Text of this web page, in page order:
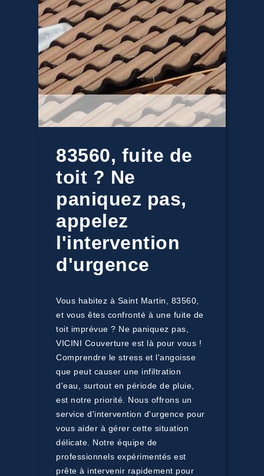
83560, fuite de
toit ? Ne
paniquez pas,
appelez
l'intervention
d'urgence
Vous habitez à Saint Martin, 83560,
et vous êtes confronté à une fuite de
toit imprévue ? Ne paniquez pas,
VICINI Couverture est là pour vous !
Comprendre le stress et l'angoisse
que peut causer une infiltration
d'eau, surtout en période de pluie,
est notre priorité. Nous offrons un
service d'intervention d'urgence pour
vous aider à gérer cette situation
délicate. Notre équipe de
professionnels expérimentés est
prête à intervenir rapidement pour